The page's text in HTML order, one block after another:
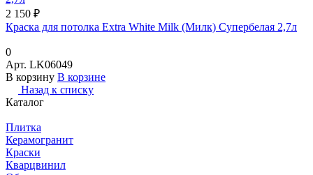
2 150 ₽
Краска для потолка Extra White Milk (Милк) Супербелая 2,7л
0
Арт. LK06049
В корзину В корзине
Назад к списку
Каталог
Плитка
Керамогранит
Краски
Кварцвинил